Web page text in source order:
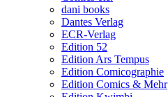
dani books
Dantes Verlag
ECR-Verlag
Edition 52
Edition Ars Tempus
Edition Comicographie
Edition Comics & Mehr